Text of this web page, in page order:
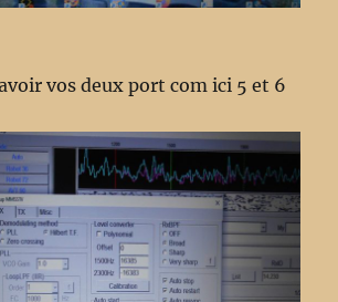
vos deux port com ici 5 et 6